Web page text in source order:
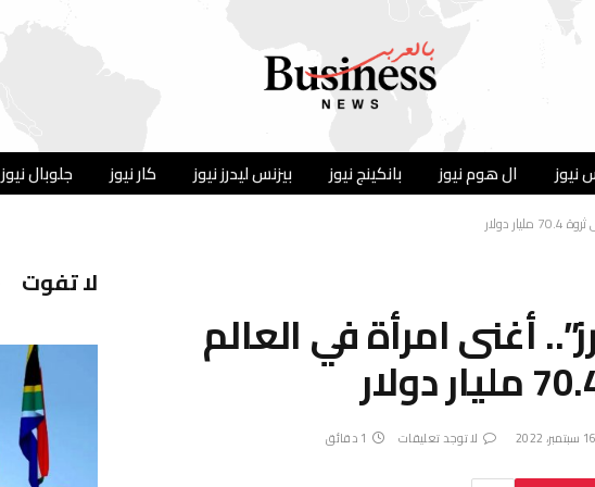
نيوز ال هوم نيوز بانكينج نيوز بيزنس ليدرز نيوز كار نيوز جلوبال نيوز
أغنى امرأة في العالم
16 سبتمبر، 2022 لا توجد تعليقات 1 دقائق
لا تفوت